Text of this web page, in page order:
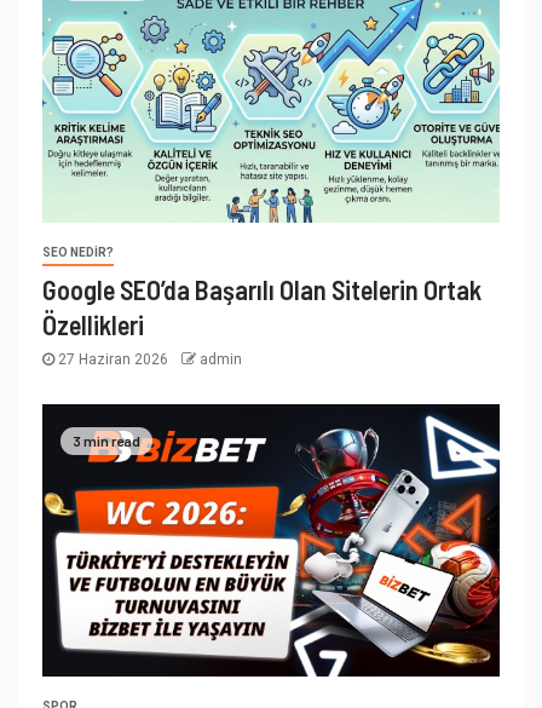
SEO NEDIR?
Google SEO’da Başarılı Olan Sitelerin Ortak
Özellikleri
27 Haziran 2026 admin
3 min read